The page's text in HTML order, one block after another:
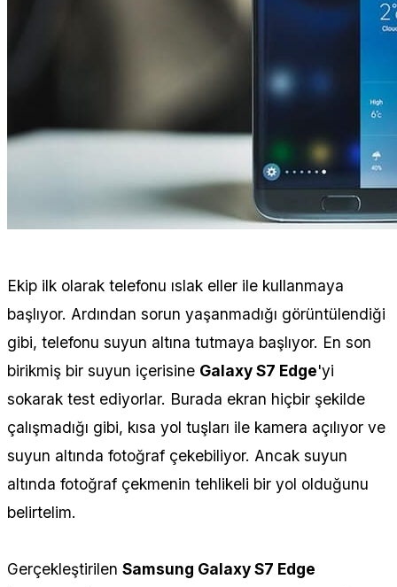
Ekip ilk olarak telefonu ıslak eller ile kullanmaya
başlıyor. Ardından sorun yaşanmadığı görüntülendiği
gibi, telefonu suyun altına tutmaya başlıyor. En son
birikmiş bir suyun içerisine Galaxy S7 Edge'yi
sokarak test ediyorlar. Burada ekran hiçbir şekilde
çalışmadığı gibi, kısa yol tuşları ile kamera açılıyor ve
suyun altında fotoğraf çekebiliyor. Ancak suyun
altında fotoğraf çekmenin tehlikeli bir yol olduğunu
belirtelim.
Gerçekleştirilen Samsung Galaxy S7 Edge